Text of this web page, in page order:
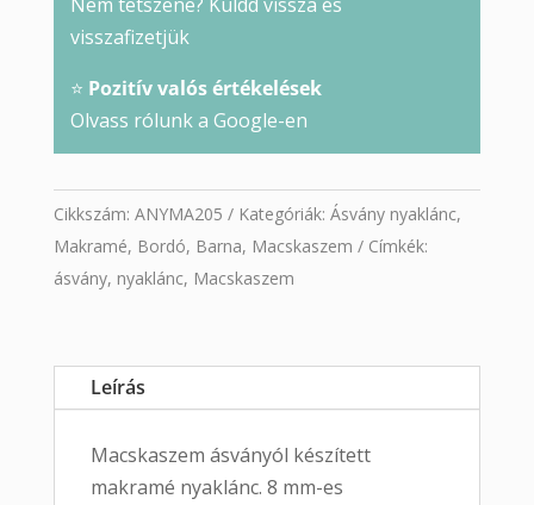
Nem tetszene? Küldd vissza és
visszafizetjük
⭐ Pozitív valós értékelések
Olvass rólunk a Google-en
Cikkszám: ANYMA205 Kategóriák: Ásvány nyaklánc,
Makramé, Bordó, Barna, Macskaszem
Címkék:
ásvány, nyaklánc, Macskaszem
Leírás
Macskaszem ásványól készített
makramé nyaklánc. 8 mm-es